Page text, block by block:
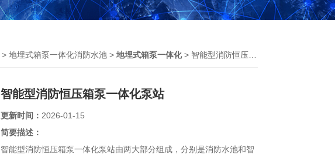
> 地埋式箱泵一体化消防水池 > 地埋式箱泵一体化> 智能型消防恒压箱泵一体化泵站
智能型消防恒压箱泵一体化泵站
更新时间： 2026-01-15
简要描述：
智能型消防恒压箱泵一体化泵站由两大部分组成，分别是消防水池和智